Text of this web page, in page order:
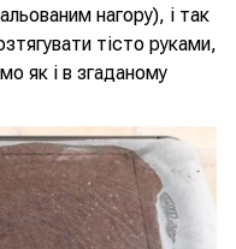
нагору), і так
тісто руками,
як і в згаданому